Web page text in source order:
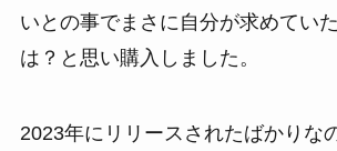
いとの事でまさに自分が求めてい
は？と思い購入しました。
2023年にリリースされたばかりな